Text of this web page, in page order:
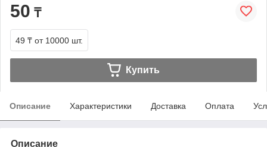
50 ₸
49 ₸ от 10000 шт.
Купить
Описание Характеристики Доставка Оплата
Описание